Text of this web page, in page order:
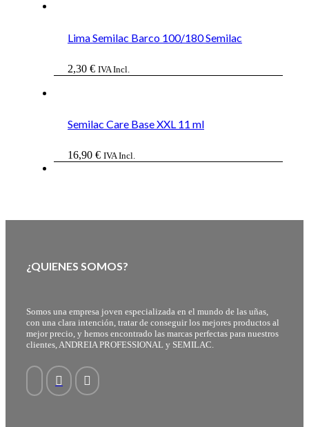
Lima Semilac Barco 100/180 Semilac
2,30 € IVA Incl.
Semilac Care Base XXL 11 ml
16,90 € IVA Incl.
¿QUIENES SOMOS?
Somos una empresa joven especializada en el mundo de las uñas,
con una clara intención, tratar de conseguir los mejores productos al
mejor precio, y hemos encontrado las marcas perfectas para nuestros
clientes, ANDREIA PROFESSIONAL y SEMILAC.